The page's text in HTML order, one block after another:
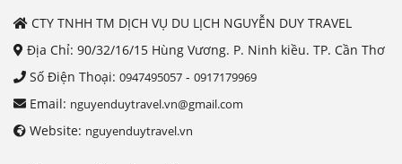
CTY TNHH TM DỊCH VỤ DU LỊCH NGUYỄN DUY TRAVEL
Địa Chỉ: 90/32/16/15 Hùng Vương. P. Ninh kiều. TP. Cần Thơ
Số Điện Thoại: 0947495057 - 0917179969
Email: nguyenduytravel.vn@gmail.com
Website: nguyenduytravel.vn